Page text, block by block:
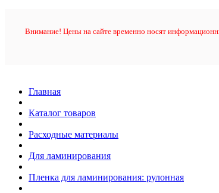
Внимание! Цены на сайте временно носят
Главная
Каталог товаров
Расходные материалы
Для ламинирования
Пленка для ламинирования: рулонная